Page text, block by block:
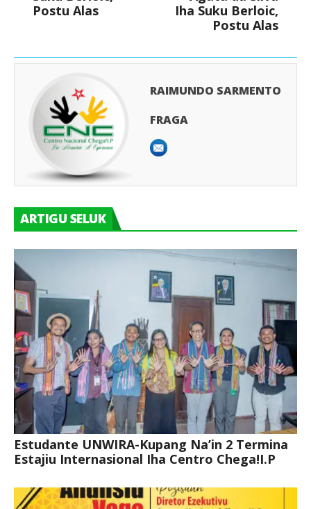
Postu Alas
Iha Suku Berloic,
Postu Alas
RAIMUNDO SARMENTO
FRAGA
ARTIGU SELUK
Estudante UNWIRA-Kupang Na’in 2 Termina
Estajiu Internasional Iha Centro Chega!I.P